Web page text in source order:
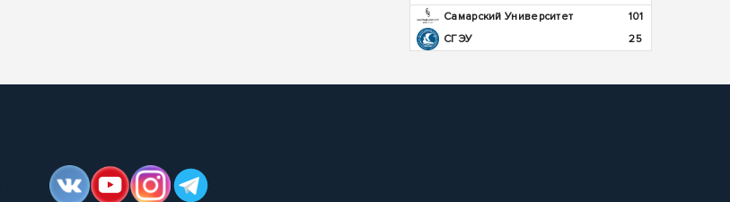
Самарский Университет
101
СГЭУ
25